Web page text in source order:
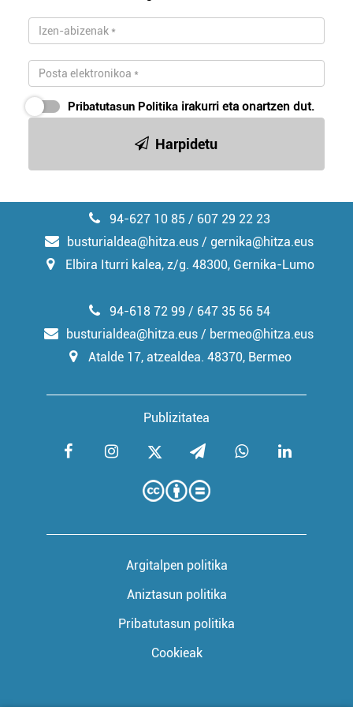
Pribatutasun Politika irakurri eta onartzen dut.
Harpidetu
94-627 10 85 / 607 29 22 23
busturialdea@hitza.eus / gernika@hitza.eus
Elbira Iturri kalea, z/g. 48300, Gernika-Lumo
Publizitatea
94-618 72 99 / 647 35 56 54
busturialdea@hitza.eus / bermeo@hitza.eus
Atalde 17, atzealdea. 48370, Bermeo
Argitalpen politika
Aniztasun politika
Pribatutasun politika
Cookieak